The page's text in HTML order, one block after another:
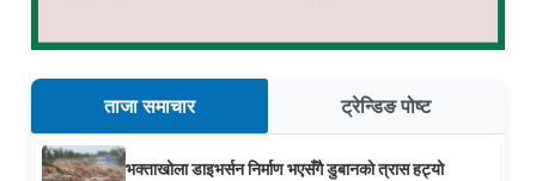
ताजा समाचार ट्रेन्डिङ पोष्ट
भक्ताखोला डाइभर्सन निर्माण भएसँगै डुबानको त्रास हट्यो